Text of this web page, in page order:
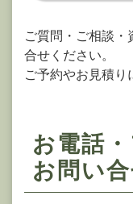
ご質問・ご相談
合せください。
ご予約やお見積り
お電話
お問い